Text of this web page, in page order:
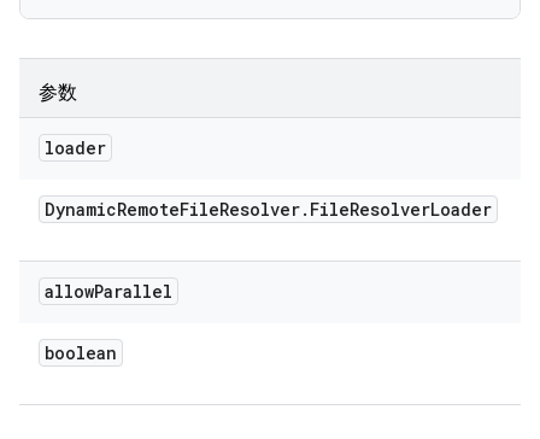
参数
loader
DynamicRemoteFileResolver. FileResolverLoader
allowParallel
boolean